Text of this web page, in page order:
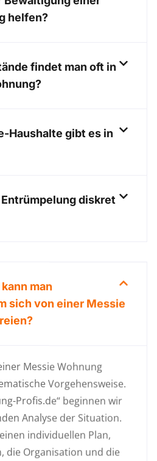
helfen?
findet man oft in
Haushalte gibt es in
diskret
man
sich von einer Messie
Messie Wohnung
Vorgehensweise.
Profis.de“ beginnen wir
Analyse der Situation.
individuellen Plan,
die Organisation und die